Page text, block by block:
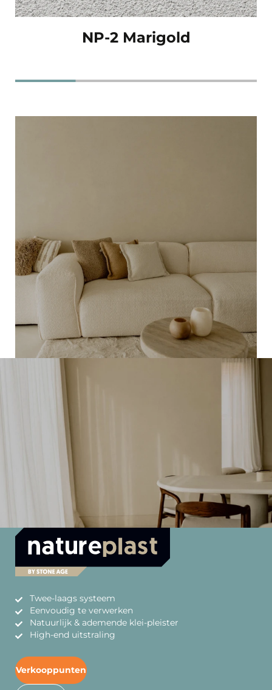
NP-2 Marigold
Twee-laags systeem
Eenvoudig te verwerken
Natuurlijk & ademende klei-pleister
High-end uitstraling
Verkooppunten